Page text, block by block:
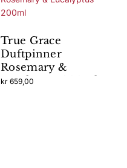
True Grace
Duftpinner
Rosemary &
Eucalyptus 200ml
kr 659,00